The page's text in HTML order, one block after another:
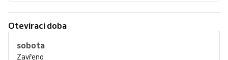
Otevírací doba
sobota
Zavřeno